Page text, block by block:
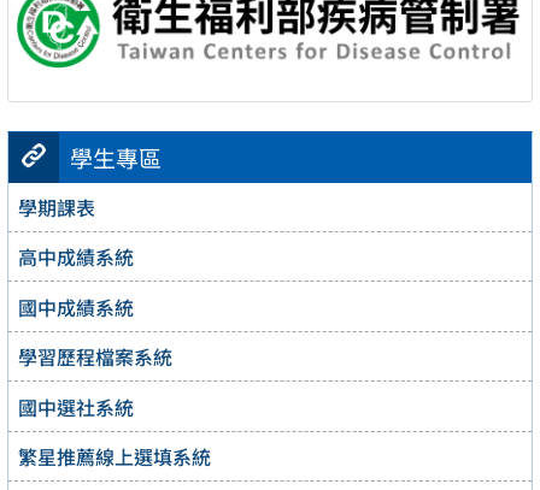
學生專區
學期課表
高中成績系統
國中成績系統
學習歷程檔案系統
國中選社系統
繁星推薦線上選填系統